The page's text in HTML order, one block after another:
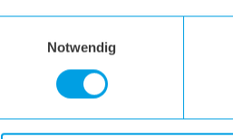
Notwendig